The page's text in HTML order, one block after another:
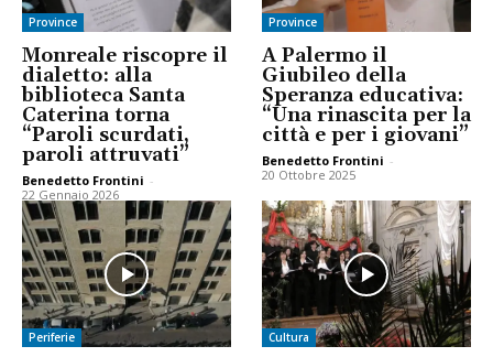
Province
Monreale riscopre il
dialetto: alla
biblioteca Santa
Caterina torna
“Paroli scurdati,
paroli attruvati”
Benedetto Frontini -
22 Gennaio 2026
Province
A Palermo il
Giubileo della
Speranza educativa:
“Una rinascita per la
città e per i giovani”
Benedetto Frontini -
20 Ottobre 2025
Periferie Cultura